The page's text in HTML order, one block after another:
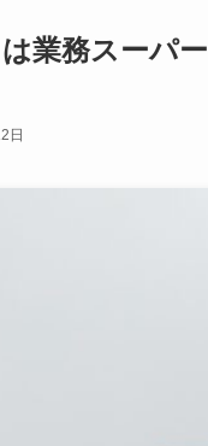
業務スーパ
日